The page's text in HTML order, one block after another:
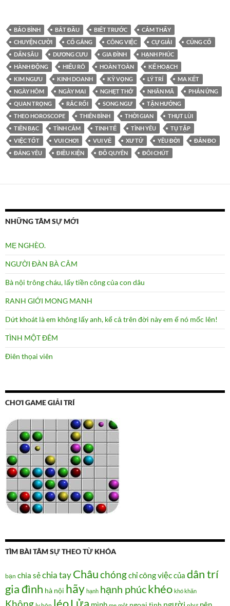
BẢO BÌNH BẮT ĐẦU BIẾT TRƯỚC
CẢM THẤY
CHUYỆN CƯỜI
CỐ GẮNG CÔNG VIỆC CỰ GIẢI
CỦNG CỐ
DẤN SÂU
DƯƠNG CƯU GIA ĐÌNH
HẠNH PHÚC
HÀNH ĐỘNG
HIỂU RÕ HOÀN TOÀN
KẾ HOẠCH
KIM NGƯU
KINH DOANH KỲ VỌNG LÝ TRÍ
MA KẾT
NGÀY HÔM
NGÀY MAI NGHẸT THỞ NHÂN MÃ
PHẢN ỨNG
QUAN TRỌNG
RẮC RỐI SONG NGƯ
TẬN HƯỞNG
THEO HOROSCOPE
THIÊN BÌNH THỜI GIAN
THỤT LÙI
TIỀN BẠC
TÌNH CẢM TINH TẾ TÌNH YÊU
TỤ TẬP
VIỆC TỐT
VUI CHƠI VUI VẺ XƯ TỬ YÊU ĐỜI
ĐẮN ĐO
ĐÁNG YÊU
ĐIỀU KIỆN ĐỖ QUYÊN ĐÔI CHÚT
NHỮNG TÂM SỰ MỚI
MẸ NGHÈO.
NGƯỜI ĐÀN BÀ CÂM
Bà nội trông cháu, lấy tiền công của con dâu
RANH GIỚI MONG MANH
Dứt khoát là em không lấy anh, kể cả trên đời này em ế nó mốc lên!
TÌNH MỘT ĐÊM
Điên thọai viên
CHƠI GAME GIẢI TRÍ
TÌM BÀI TÂM SỰ THEO TỪ KHÓA
bạn chia sẻchia tay Châuchóngchỉcông việccủa dân trí
gia đình hà nội hãy hạnh hạnh phúckhéo khó khăn